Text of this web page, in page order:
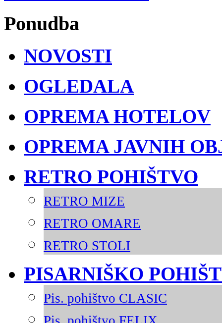
Ponudba
NOVOSTI
OGLEDALA
OPREMA HOTELOV
OPREMA JAVNIH
RETRO POHIŠTVO
RETRO MIZE
RETRO OMARE
RETRO STOLI
PISARNIŠKO
Pis. pohištvo CLASIC